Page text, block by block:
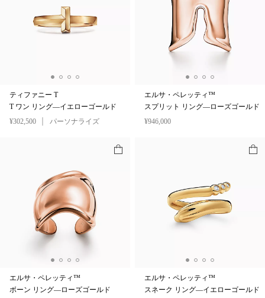
ティファニー T
T ワン リング—イエローゴールド
¥302,500
パーソナライズ
エルサ・ペレッティ™
スプリット リング—ローズゴールド
¥946,000
エルサ・ペレッティ™
ボーン リング—ローズゴールド
エルサ・ペレッティ™
スネーク リング—イエローゴールド